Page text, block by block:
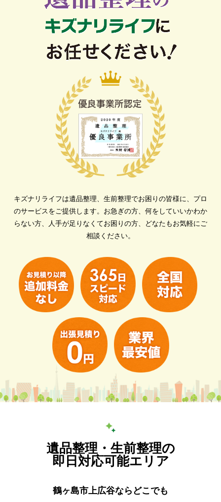
キズナリライフは遺品整理、生前整理でお困りの皆様に、プロ
のサービスをご提供します。 お急ぎの方、何をしていいかわか
らない方、人手が足りなくてお困りの方、どなたもお気軽にご
相談ください。
遺品整理・生前整理の
即日対応可能エリア
鶴ヶ島市上広谷ならどこでも